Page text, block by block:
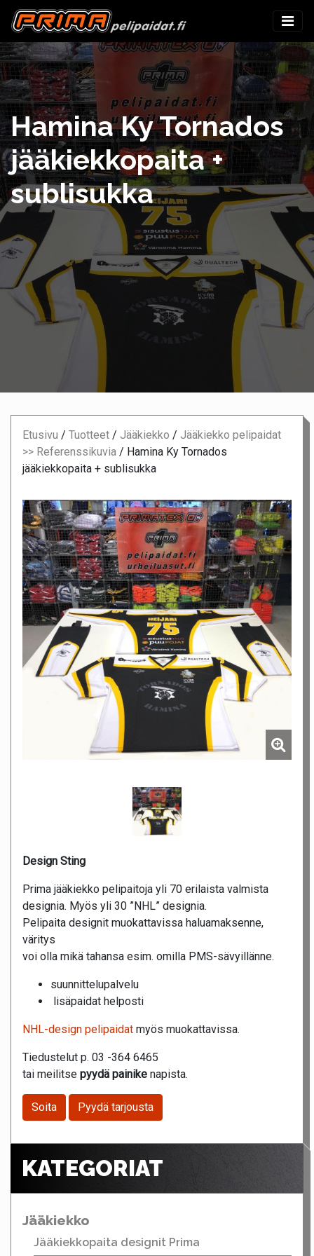
Hamina Ky Tornados
jääkiekkopaita +
sublisukka
Etusivu / Tuotteet / Jääkiekko / Jääkiekko pelipaidat
>> Referenssikuvia / Hamina Ky Tornados
jääkiekkopaita + sublisukka
Design Sting
Prima jääkiekko pelipaitoja yli 70 erilaista valmista
designia. Myös yli 30 ”NHL” designia.
Pelipaita designit muokattavissa haluamaksenne,
väritys
voi olla mikä tahansa esim. omilla PMS-sävyillänne.
suunnittelupalvelu
lisäpaidat helposti
NHL-design pelipaidat myös muokattavissa.
Tiedustelut p. 03 -364 6465
tai meilitse pyydä painike napista.
Soita Pyydä tarjousta
KATEGORIAT
Jääkiekko
Jääkiekkopaita designit Prima